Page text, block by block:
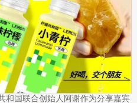
和国联合创始人阿谢作为分享嘉宾